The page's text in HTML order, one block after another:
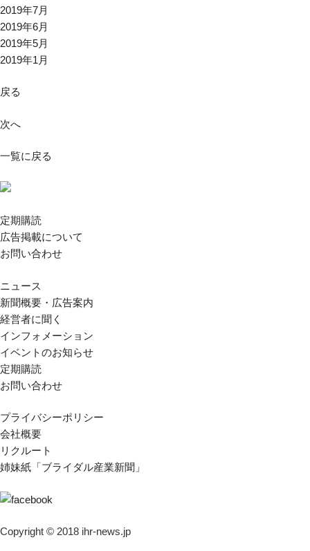
2019年7月
2019年6月
2019年5月
2019年1月
戻る
次へ
一覧に戻る
定期購読
広告掲載について
お問い合わせ
ニュース
新聞概要・広告案内
経営者に聞く
インフォメーション
イベントのお知らせ
定期購読
お問い合わせ
プライバシーポリシー
会社概要
リクルート
姉妹紙「ブライダル産業新聞」
Copyright © 2018 ihr-news.jp